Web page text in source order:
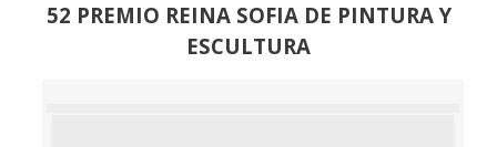
52 PREMIO REINA SOFIA DE PINTURA Y
ESCULTURA